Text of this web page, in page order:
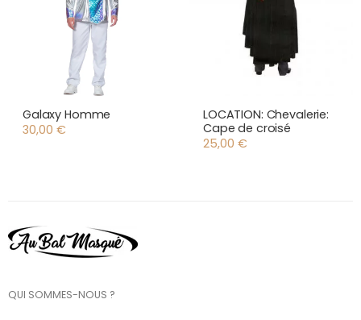
Galaxy Homme
30,00 €
LOCATION: Chevalerie:
Cape de croisé
25,00 €
QUI SOMMES-NOUS ?